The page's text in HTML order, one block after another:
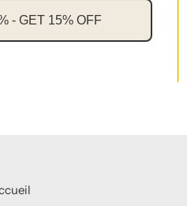
~ Delivery is free for any
taxes (Quebec only)
- GET 15% OFF